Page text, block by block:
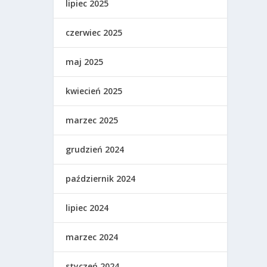
lipiec 2025
czerwiec 2025
maj 2025
kwiecień 2025
marzec 2025
grudzień 2024
październik 2024
lipiec 2024
marzec 2024